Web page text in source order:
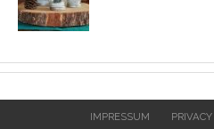
IMPRESSUM PRIVACY